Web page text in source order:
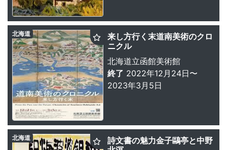
来し方行く末道南美術のクロ
ニクル
北海道立函館美術館
終了 2022年12月24日〜
2023年3月5日
北海道
詩文書の魅力金子鷗亭と中野
北海道